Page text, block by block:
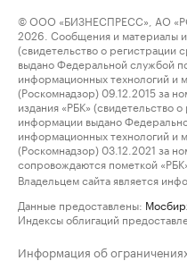
© ООО «БИЗНЕСПРЕСС», АО
2026. Сообщения и материалы
(свидетельство о регистрации
выдано Федеральной службой
информационных технологий и
(Роскомнадзор) 09.12.2015 за
издания «РБК» (свидетельство
информации выдано
информационных технологий и
(Роскомнадзор) 03.12.2021 за
сопровождаются пометкой
Владельцем сайта является
Данные предоставлены:
Индексы облигаций
Информация об